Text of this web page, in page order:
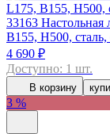
33163
B155, H500,
4 690 ₽
Доступно: 1 шт.
В корзину
3 %